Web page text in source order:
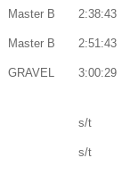
Master B 2:38:43
Master B 2:51:43
GRAVEL 3:00:29
s/t
s/t